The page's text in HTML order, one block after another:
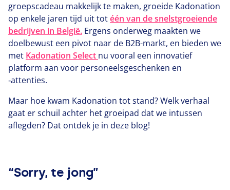
groepscadeau makkelijk te maken, groeide Kadonation
op enkele jaren tijd uit totéén van de snelstgroeiende
bedrijven in België. Ergens onderweg maakten we
doelbewust een pivot naar de B2B-markt, en bieden we
met Kadonation Select nu vooral een innovatief
platform aan voor personeelsgeschenken en
‑attenties.
Maar hoe kwam Kadonation tot stand? Welk verhaal
gaat er schuil achter het groeipad dat we intussen
aflegden? Dat ontdek je in deze blog!
“Sorry, te jong”